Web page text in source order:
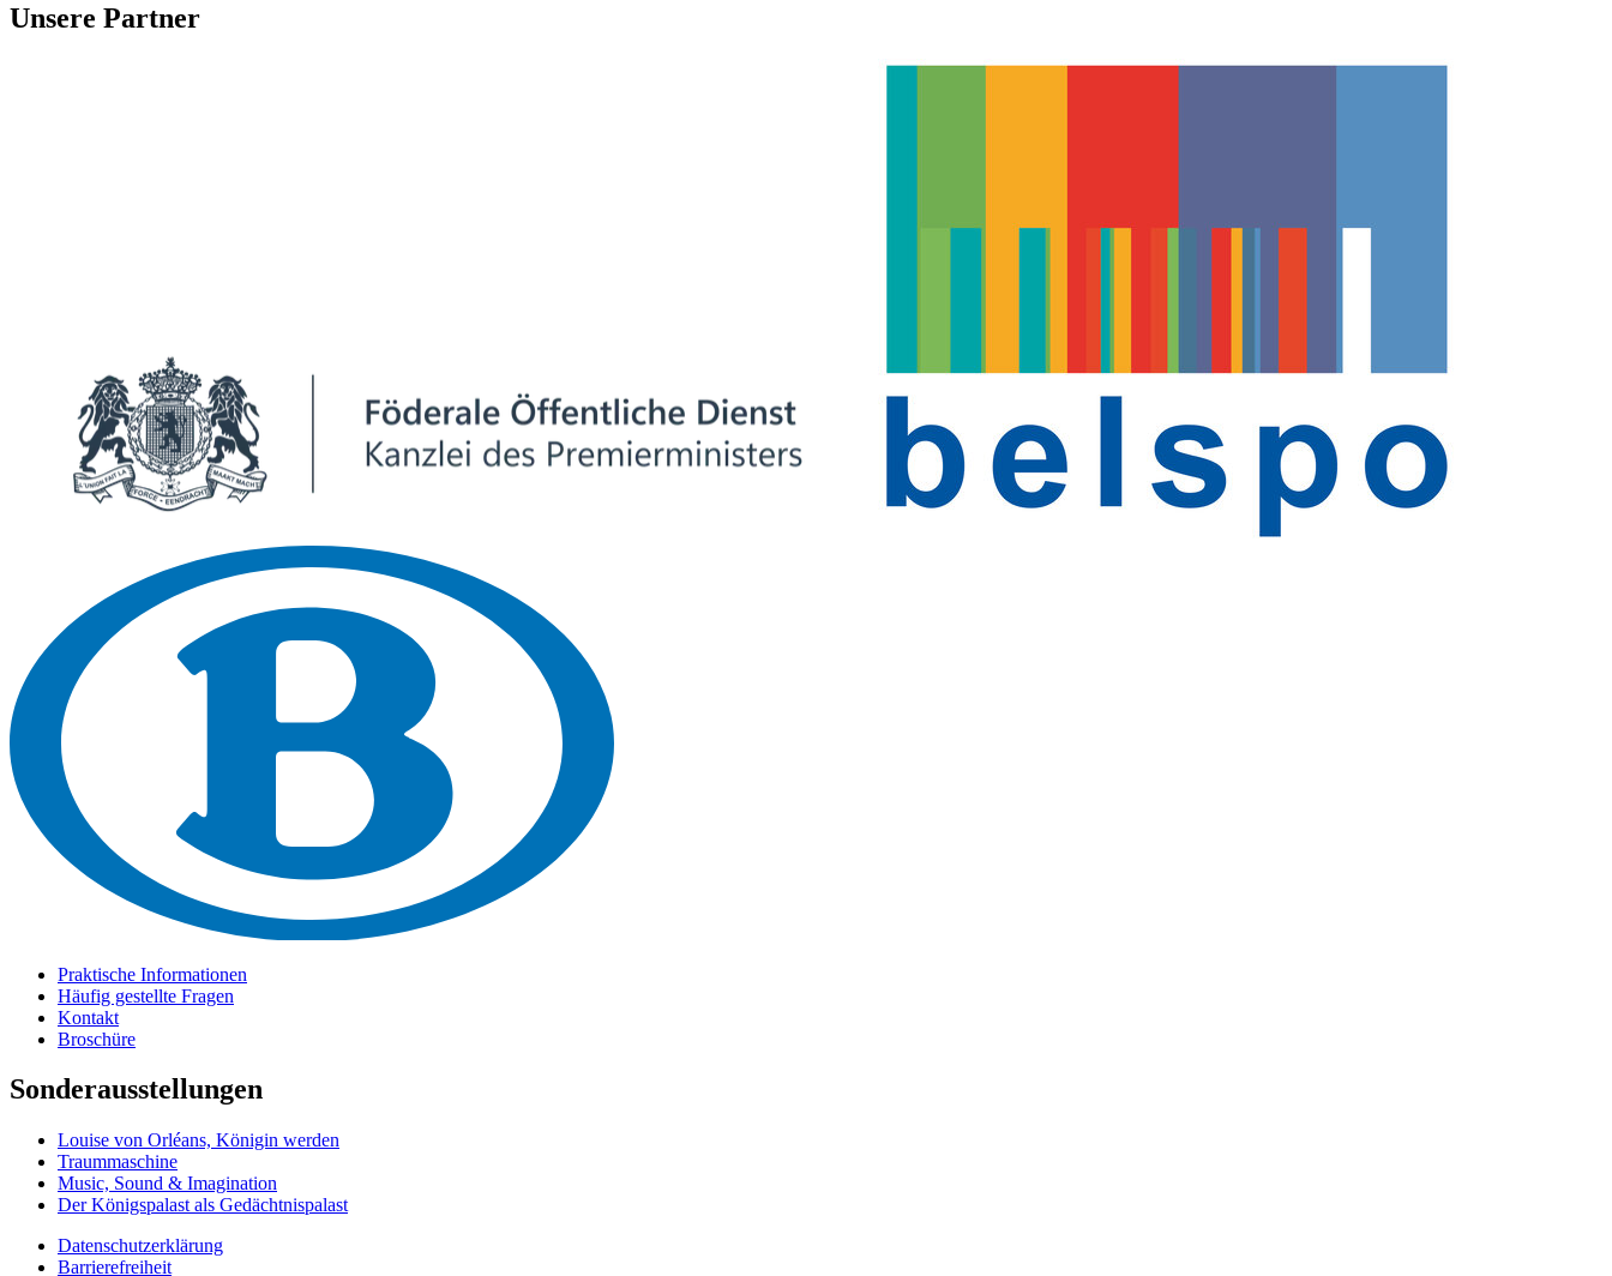
Unsere Partner
Praktische Informationen
Häufig gestellte Fragen
Kontakt
Broschüre
Sonderausstellungen
Louise von Orléans, Königin werden
Traummaschine
Music, Sound & Imagination
Der Königspalast als Gedächtnispalast
Datenschutzerklärung
Barrierefreiheit